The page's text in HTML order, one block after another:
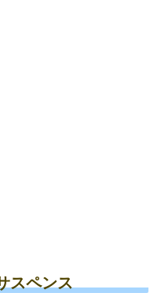
スペンス